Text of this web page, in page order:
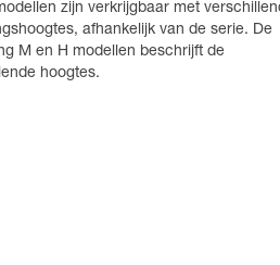
zijn verkrijgbaar met
afhankelijk van de serie. De
M en H modellen beschrijft de
hoogtes.